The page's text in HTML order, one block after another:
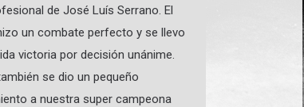
de José Luís Serrano. El
un combate perfecto y se llevo
victoria por decisión unánime.
se dio un pequeño
a nuestra super campeona